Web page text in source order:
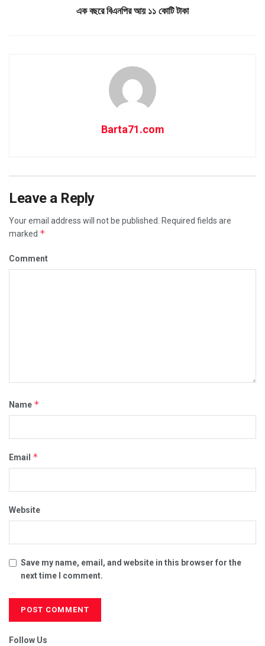
এক বছরে বিএনপির আয় ১১ কোটি টাকা
Barta71.com
Leave a Reply
Your email address will not be published. Required fields are
marked *
Comment
Name *
Email *
Website
Save my name, email, and website in this browser for the
next time I comment.
Follow Us